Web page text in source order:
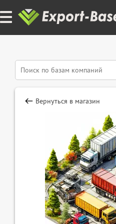
Вернуться в магазин